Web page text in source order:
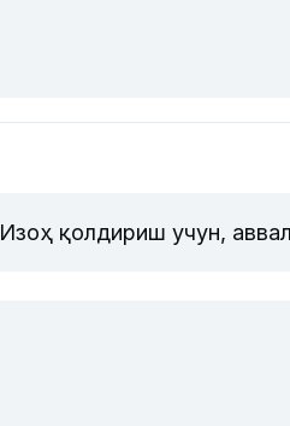
Изоҳ қолдириш учун, аввал